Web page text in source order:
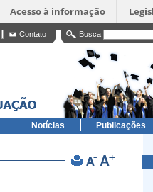
Acesso à informação
Busca
Contato
Notícias Publicações